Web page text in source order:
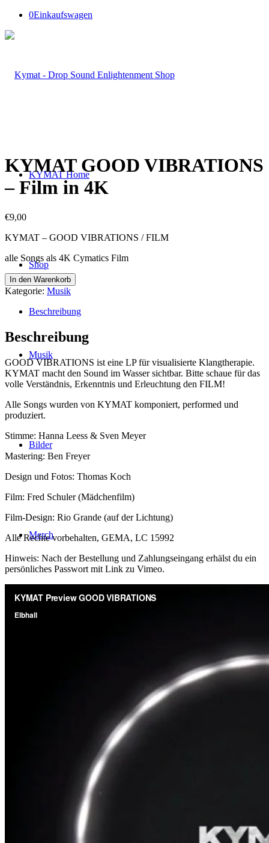
0Einkaufswagen
KYMAT Home
Shop
Musik
Bilder
Merch
KYMAT GOOD VIBRATIONS
– Film in 4K
€9,00
KYMAT – GOOD VIBRATIONS / FILM
alle Songs als 4K Cymatics Film
KYMAT
GOOD
VIBRATIONS
in
4K
Menge
In den Warenkorb
Kategorie: Musik
Beschreibung
Beschreibung
GOOD VIBRATIONS ist eine LP für visualisierte Klangtherapie.
KYMAT macht den Sound im Wasser sichtbar. Bitte schaue für das
volle Verständnis, Erkenntnis und Erleuchtung den FILM!
Alle Songs wurden von KYMAT komponiert, performed und
produziert.
Stimme: Hanna Leess & Sven Meyer
Mastering: Ben Freyer
Design und Fotos: Thomas Koch
Film: Fred Schuler (Mädchenfilm)
Film-Design: Rio Grande (auf der Lichtung)
Alle Rechte vorbehalten, GEMA, LC 15992
Hinweis: Nach der Bestellung und Zahlungseingang erhälst du ein
persönliches Passwort mit Link zu Vimeo.